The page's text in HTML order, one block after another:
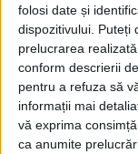
folosi date și
dispozitivului. Puteți
prelucrarea
conform descrierii
pentru a refuza să
informații mai
vă exprima
ca anumite
JCS: De ce ai
C.C.: Am ales
simțit
durabile. Este o